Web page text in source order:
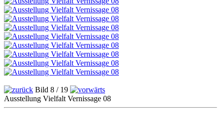
Bild 8 / 19
Ausstellung Vielfalt Vernissage 08